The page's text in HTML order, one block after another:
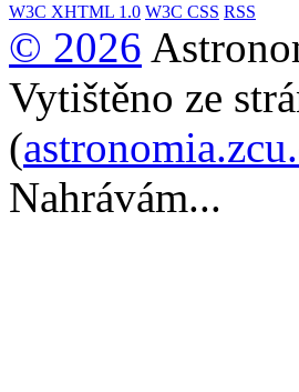
W3C XHTML 1.0 W3C CSS RSS
© 2026
Vytištěno ze
(
Nahrávám...